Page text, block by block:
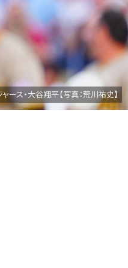
ャース・大谷翔平【写真：荒川祐史】